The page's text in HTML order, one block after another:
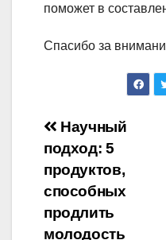
поможет в
Спасибо за
Навигация
по
записям
Научный
подход: 5
продуктов,
способных
продлить
молодость